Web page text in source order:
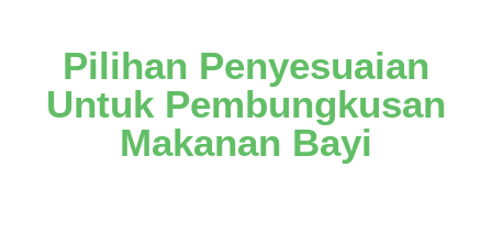
Pilihan Penyesuaian
Untuk Pembungkusan
Makanan Bayi